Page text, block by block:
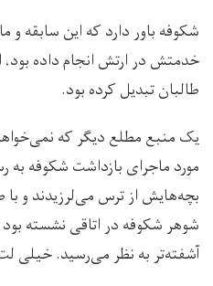
شکوفه باور دارد که این سابقه و
خدمتش در ارتش انجام داده بود،
طالبان تبدیل کرده بود.
یک منبع مطلع دیگر که
مورد ماجرای بازداشت شکوفه
بچه‌هایش از ترس می‌لرزیدند و
شوهر شکوفه در اتاقی نشسته
آشفته‌تر به نظر می‌رسید. خیلی